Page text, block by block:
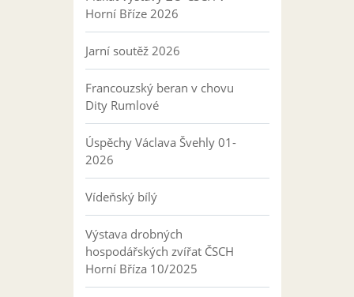
Horní Bříze 2026
Jarní soutěž 2026
Francouzský beran v chovu
Dity Rumlové
Úspěchy Václava Švehly 01-
2026
Vídeňský bílý
Výstava drobných
hospodářských zvířat ČSCH
Horní Bříza 10/2025